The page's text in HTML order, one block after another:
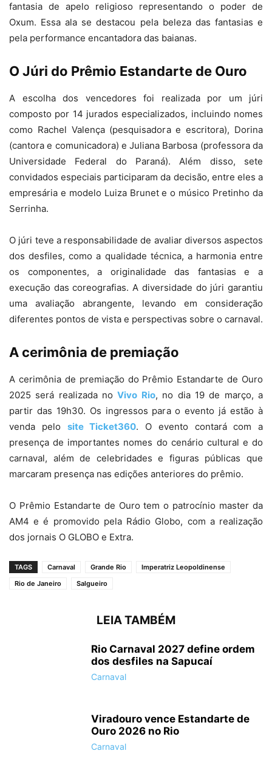
fantasia de apelo religioso representando o poder de
Oxum. Essa ala se destacou pela beleza das fantasias e
pela performance encantadora das baianas.
O Júri do Prêmio Estandarte de Ouro
A escolha dos vencedores foi realizada por um júri
composto por 14 jurados especializados, incluindo nomes
como Rachel Valença (pesquisadora e escritora), Dorina
(cantora e comunicadora) e Juliana Barbosa (professora da
Universidade Federal do Paraná). Além disso, sete
convidados especiais participaram da decisão, entre eles a
empresária e modelo Luiza Brunet e o músico Pretinho da
Serrinha.
O júri teve a responsabilidade de avaliar diversos aspectos
dos desfiles, como a qualidade técnica, a harmonia entre
os componentes, a originalidade das fantasias e a
execução das coreografias. A diversidade do júri garantiu
uma avaliação abrangente, levando em consideração
diferentes pontos de vista e perspectivas sobre o carnaval.
A cerimônia de premiação
A cerimônia de premiação do Prêmio Estandarte de Ouro
2025 será realizada noVivo Rio, no dia 19 de março, a
partir das 19h30. Os ingressos para o evento já estão à
venda pelo site Ticket360. O evento contará com a
presença de importantes nomes do cenário cultural e do
carnaval, além de celebridades e figuras públicas que
marcaram presença nas edições anteriores do prêmio.
O Prêmio Estandarte de Ouro tem o patrocínio master da
AM4 e é promovido pela Rádio Globo, com a realização
dos jornais O GLOBO e Extra.
TAGS Carnaval Grande Rio
Imperatriz Leopoldinense
Rio de Janeiro
Salgueiro
LEIA TAMBÉM
Rio Carnaval 2027 define ordem
dos desfiles na Sapucaí
Carnaval
Viradouro vence Estandarte de
Ouro 2026 no Rio
Carnaval